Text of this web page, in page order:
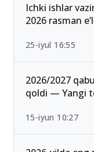
Ichki ishlar
2026 rasman
25-iyul 16:55
2026/2027
qoldi — Yangi
15-iyun 10:27